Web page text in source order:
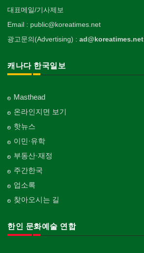
대표메일/기사제보
Email : public@koreatimes.net
광고문의(Advertising) : ad@koreatimes.net
캐나다 한국일보
Masthead
온라인지면 보기
핫뉴스
이민·유학
부동산·재정
주간한국
업소록
찾아오시는 길
한인 문화예술 연합